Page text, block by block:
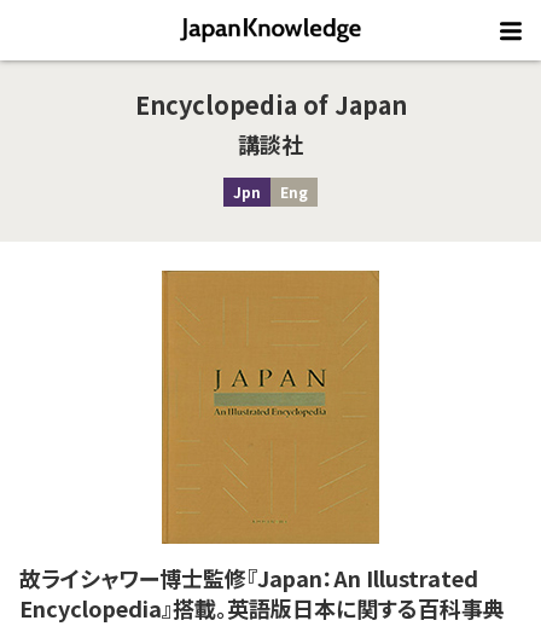
Encyclopedia of Japan
講談社
Jpn Eng
故ライシャワー博士監修『Japan：An Illustrated
Encyclopedia』搭載。英語版日本に関する百科事典